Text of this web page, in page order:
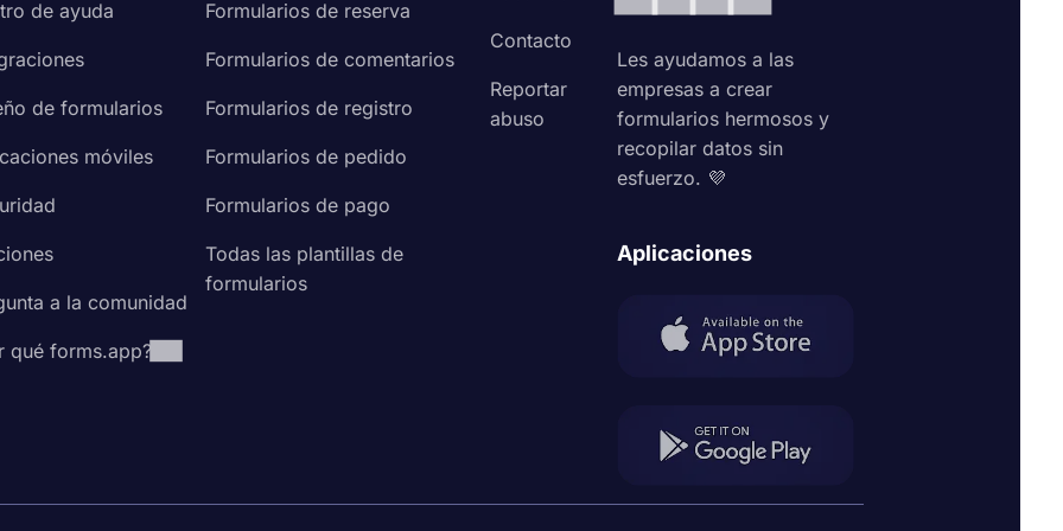
de tu formulario de solicitud.
empleo o un formulario de registro de membresía, forms.app le
Estas plantillas de formulario de solicitud vienen con preguntas o
en menos tiempo. Entonces, elija uno de nuestros ejemplos
de ayuda
de formularios
móviles
a la comunidad
qué forms.app?
Formularios de reserva
Formularios de comentarios
Formularios de registro
Formularios de pedido
Formularios de pago
Todas las plantillas de
formularios
Contacto
Reportar
abuso
Les ayudamos a las
empresas a crear
formularios hermosos y
recopilar datos sin
esfuerzo. 💜
Aplicaciones